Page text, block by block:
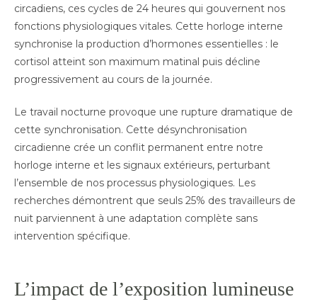
circadiens, ces cycles de 24 heures qui gouvernent nos
fonctions physiologiques vitales. Cette horloge interne
synchronise la production d’hormones essentielles : le
cortisol atteint son maximum matinal puis décline
progressivement au cours de la journée.
Le travail nocturne provoque une rupture dramatique de
cette synchronisation. Cette désynchronisation
circadienne crée un conflit permanent entre notre
horloge interne et les signaux extérieurs, perturbant
l’ensemble de nos processus physiologiques. Les
recherches démontrent que seuls 25% des travailleurs de
nuit parviennent à une adaptation complète sans
intervention spécifique.
L’impact de l’exposition lumineuse